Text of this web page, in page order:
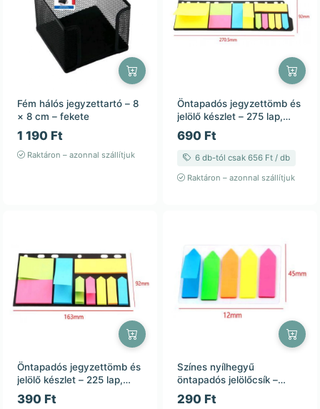
Fém hálós jegyzettartó – 8
× 8 cm – fekete
1 190 Ft
Raktáron – azonnal szállítjuk
Öntapadós jegyzettömb és
jelölő készlet – 275 lap,
92×270,5 mm, lefűzhető
690 Ft
6 db-tól csak 656 Ft / db
Raktáron – azonnal szállítjuk
Öntapadós jegyzettömb és
jelölő készlet – 225 lap,
92×163 mm
390 Ft
Színes nyílhegyű
öntapadós jelölőcsík –
12×45 mm, 125 lap
290 Ft